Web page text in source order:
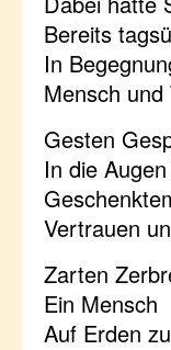
Bereits
In
Mensch und
Gesten
In die
Vertrauen
Zarten
Ein Mensch
Auf Erden